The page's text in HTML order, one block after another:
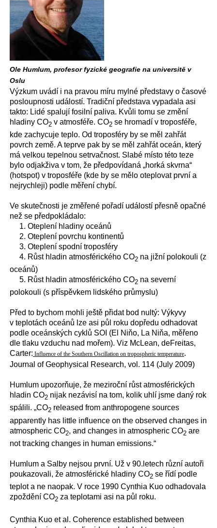
Ole Humlum, profesor fyzické geografie na universitě v
Oslu
Výzkum uvádí i na pravou míru mylné představy o časové
posloupnosti událostí. Tradiční představa vypadala asi
takto: Lidé spalují fosilní paliva. Kvůli tomu se změní
hladiny CO2 v atmosféře. CO2 se hromadí v troposféře,
kde zachycuje teplo. Od troposféry by se měl zahřát
povrch země. A teprve pak by se měl zahřát oceán, který
má velkou tepelnou setrvačnost. Slabé místo této teze
bylo odjakživa v tom, že předpovídaná „horká skvrna“
(hotspot) v troposféře (kde by se mělo oteplovat první a
nejrychleji) podle měření chybí.
Ve skutečnosti je změřené pořadí událostí přesně opačné
než se předpokládalo:
1. Oteplení hladiny oceánů
2. Oteplení povrchu kontinentů
3. Oteplení spodní troposféry
4. Růst hladin atmosférického CO2 na jižní polokouli (z
oceánů)
5. Růst hladin atmosférického CO2 na severní
polokouli (s příspěvkem lidského průmyslu)
Před to bychom mohli ještě přidat bod nultý: Výkyvy
v teplotách oceánů lze asi půl roku dopředu odhadovat
podle oceánských cyklů SOI (El Niňo, La Niňa, měřeno
dle tlaku vzduchu nad mořem). Viz McLean, deFreitas,
Carter: Influence of the Southern Oscillation on tropospheric temperature.
Journal of Geophysical Research, vol. 114 (July 2009)
Humlum upozorňuje, že meziroční růst atmosférických
hladin CO2 nijak nezávisí na tom, kolik uhlí jsme daný rok
spálili. „CO2 released from anthropogene sources
apparently has little influence on the observed changes in
atmospheric CO2, and changes in atmospheric CO2 are
not tracking changes in human emissions.“
Humlum a Salby nejsou první. Už v 90.letech různí autoři
poukazovali, že atmosférické hladiny CO2 se řídí podle
teplot a ne naopak. V roce 1990 Cynthia Kuo odhadovala
zpoždění CO2 za teplotami asi na půl roku.
Cynthia Kuo et al. Coherence established between